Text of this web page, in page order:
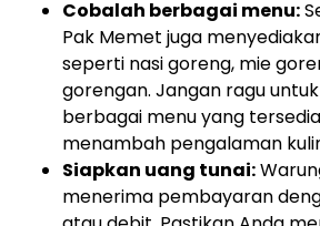
Cobalah berbagai menu:
Pak Memet juga
seperti nasi goreng, mie
gorengan. Jangan ragu
berbagai menu yang
menambah pengalaman
Siapkan uang tunai:
menerima pembayaran